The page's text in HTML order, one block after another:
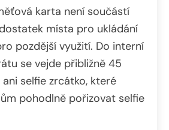
karta není součástí
místa pro ukládání
pozdější využití. Do interní
se vejde přibližně 45
selfie zrcátko, které
pohodlně pořizovat selfie